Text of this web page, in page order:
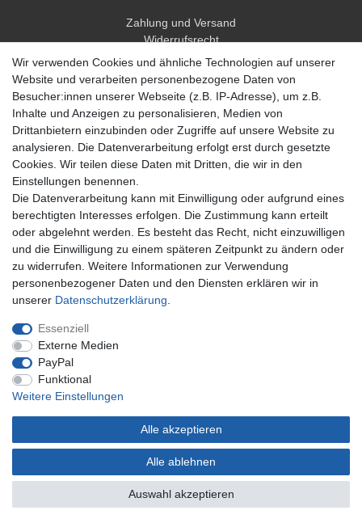
Zahlung und Versand
Widerrufsrecht
Widerrufsformular
Hilfe
Mein Konto
Registrieren
Anmelden
Unternehmen
Kontakt
Datenschutzerklärung
AGB Kundeninformationen
Impressum
Zahlung und Versand
* Gilt nur für Lieferungen nach Deutschland. Lieferzeiten für andere Länder siehe
© Copyright 2022 | Alle Rechte vorbehalten.
Wir verwenden Cookies und ähnliche Technologien auf unserer
Website und verarbeiten personenbezogene Daten von
Besucher:innen unserer Webseite (z.B. IP-Adresse), um z.B.
Inhalte und Anzeigen zu personalisieren, Medien von
Drittanbietern einzubinden oder Zugriffe auf unsere Website zu
analysieren. Die Datenverarbeitung erfolgt erst durch gesetzte
Cookies. Wir teilen diese Daten mit Dritten, die wir in den
Einstellungen benennen.
Die Datenverarbeitung kann mit Einwilligung oder aufgrund eines
berechtigten Interesses erfolgen. Die Zustimmung kann erteilt
oder abgelehnt werden. Es besteht das Recht, nicht einzuwilligen
und die Einwilligung zu einem späteren Zeitpunkt zu ändern oder
zu widerrufen. Weitere Informationen zur Verwendung
personenbezogener Daten und den Diensten erklären wir in
unserer Daten­schutz­erklärung
Essenziell
Externe Medien
PayPal
Funktional
Weitere Einstellungen
Alle akzeptieren
Alle ablehnen
Auswahl akzeptieren